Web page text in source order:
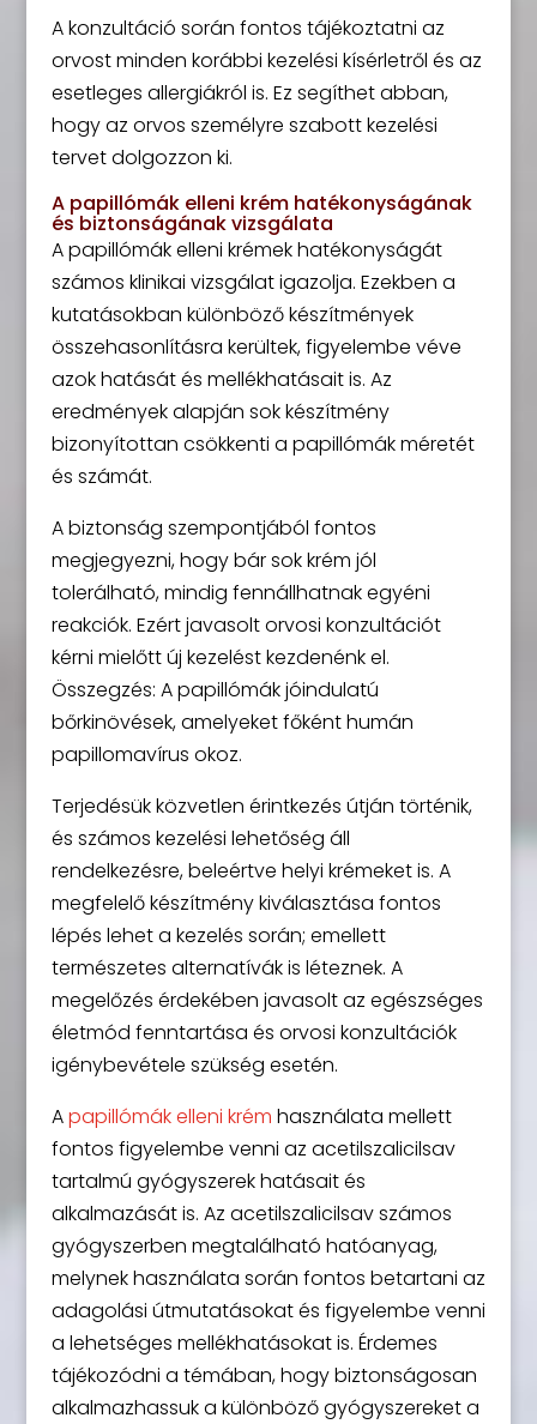
A konzultáció során fontos tájékoztatni az
orvost minden korábbi kezelési kísérletről és az
esetleges allergiákról is. Ez segíthet abban,
hogy az orvos személyre szabott kezelési
tervet dolgozzon ki.
A papillómák elleni krém hatékonyságának
és biztonságának vizsgálata
A papillómák elleni krémek hatékonyságát
számos klinikai vizsgálat igazolja. Ezekben a
kutatásokban különböző készítmények
összehasonlításra kerültek, figyelembe véve
azok hatását és mellékhatásait is. Az
eredmények alapján sok készítmény
bizonyítottan csökkenti a papillómák méretét
és számát.
A biztonság szempontjából fontos
megjegyezni, hogy bár sok krém jól
tolerálható, mindig fennállhatnak egyéni
reakciók. Ezért javasolt orvosi konzultációt
kérni mielőtt új kezelést kezdenénk el.
Összegzés: A papillómák jóindulatú
bőrkinövések, amelyeket főként humán
papillomavírus okoz.
Terjedésük közvetlen érintkezés útján történik,
és számos kezelési lehetőség áll
rendelkezésre, beleértve helyi krémeket is. A
megfelelő készítmény kiválasztása fontos
lépés lehet a kezelés során; emellett
természetes alternatívák is léteznek. A
megelőzés érdekében javasolt az egészséges
életmód fenntartása és orvosi konzultációk
igénybevétele szükség esetén.
Apapillómák elleni krém használata mellett
fontos figyelembe venni az acetilszalicilsav
tartalmú gyógyszerek hatásait és
alkalmazását is. Az acetilszalicilsav számos
gyógyszerben megtalálható hatóanyag,
melynek használata során fontos betartani az
adagolási útmutatásokat és figyelembe venni
a lehetséges mellékhatásokat is. Érdemes
tájékozódni a témában, hogy biztonságosan
alkalmazhassuk a különböző gyógyszereket a